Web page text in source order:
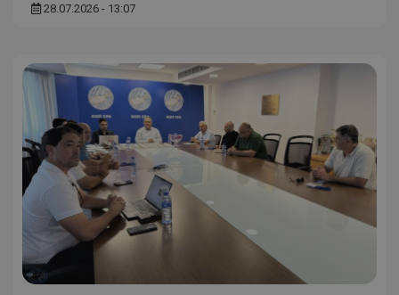
28.07.2026 - 13:07